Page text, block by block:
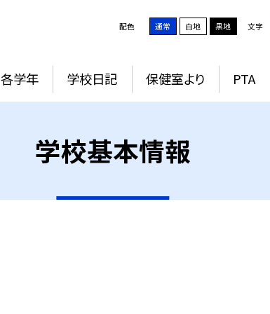
配色 通常 白地 黒地 文字
各学年 学校日記 保健室より PTA
学校基本情報